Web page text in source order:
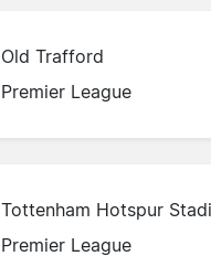
Old Trafford
Premier League
Tottenham Hotspur
Premier League